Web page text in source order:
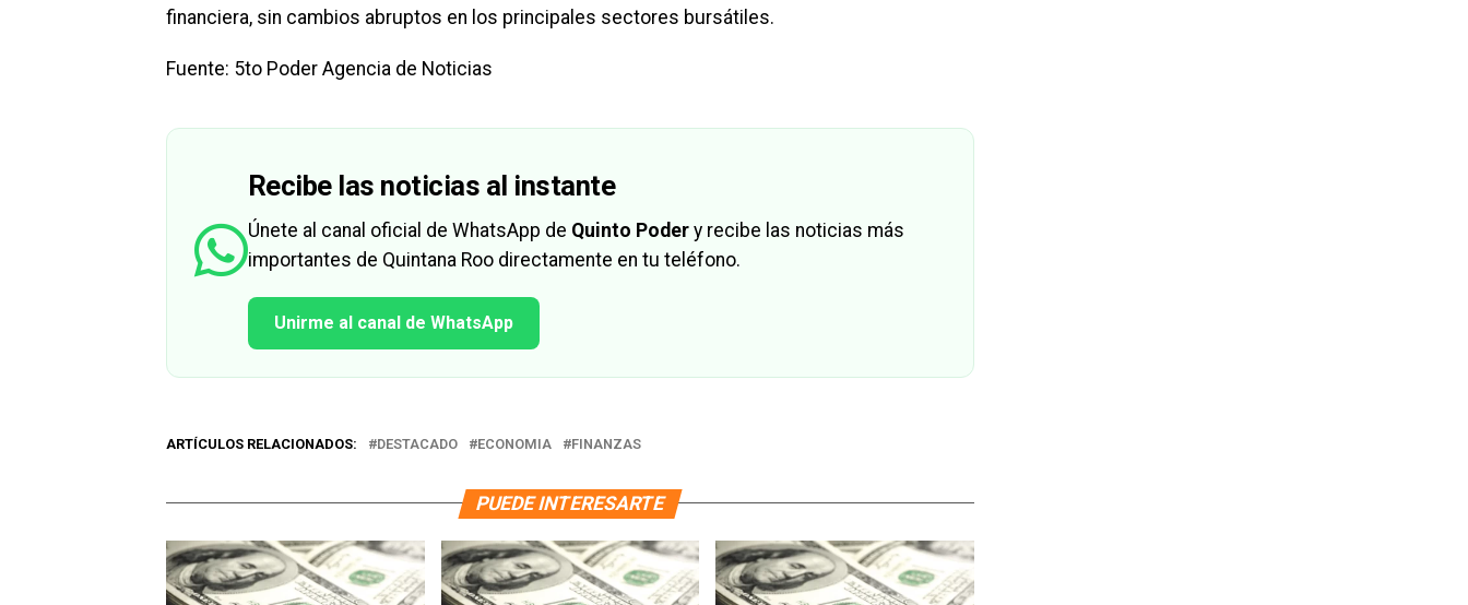
financiera, sin cambios abruptos en los principales sectores bursátiles.
Fuente: 5to Poder Agencia de Noticias
Recibe las noticias al instante
Únete al canal oficial de WhatsApp de Quinto Poder y recibe las noticias más
importantes de Quintana Roo directamente en tu teléfono.
Unirme al canal de WhatsApp
ARTÍCULOS RELACIONADOS: DESTACADO ECONOMIA FINANZAS
PUEDE INTERESARTE